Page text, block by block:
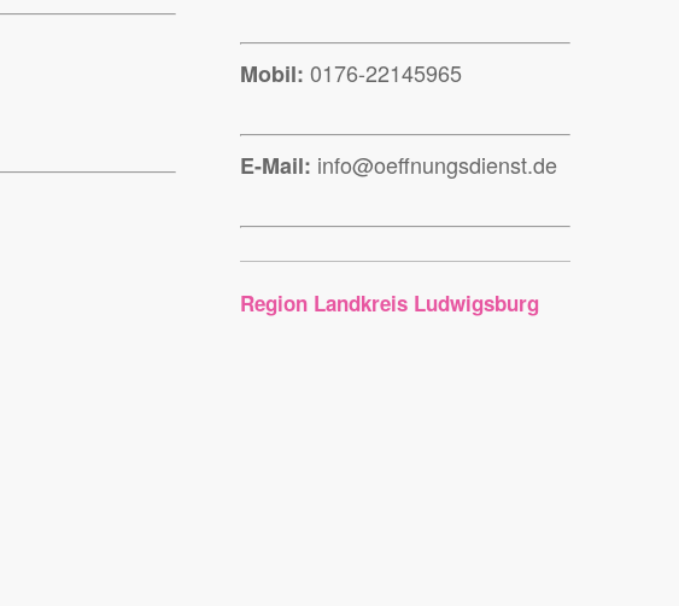
Mobil: 0176-22145965
E-Mail: info@oeffnungsdienst.de
Region Landkreis Ludwigsburg